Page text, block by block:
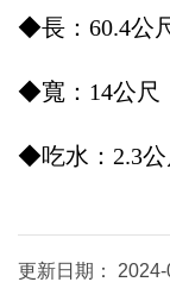
◆長：60.4公
◆寬：14公尺
◆吃水：2.3公
更新日期：